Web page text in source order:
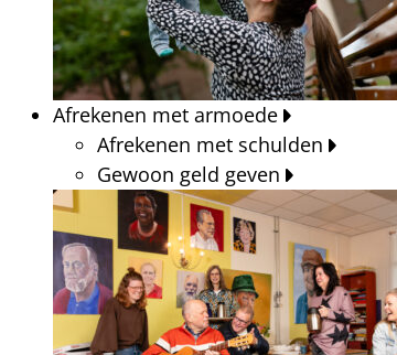
Afrekenen met armoede
Afrekenen met schulden
Gewoon geld geven